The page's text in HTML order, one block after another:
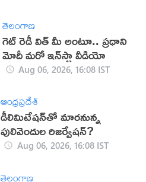
తెలంగాణ
గెట్ రెడీ విత్ మీ అంటూ.. ప్రధాని
మోదీ మరో ఇన్‌స్టా వీడియో
Aug 06, 2026, 16:08 IST
ఆంధ్రప్రదేశ్
డీలిమిటేషన్‌తో మారనున్న
పులివెందుల రిజర్వేషన్?
Aug 06, 2026, 16:08 IST
తెలంగాణ